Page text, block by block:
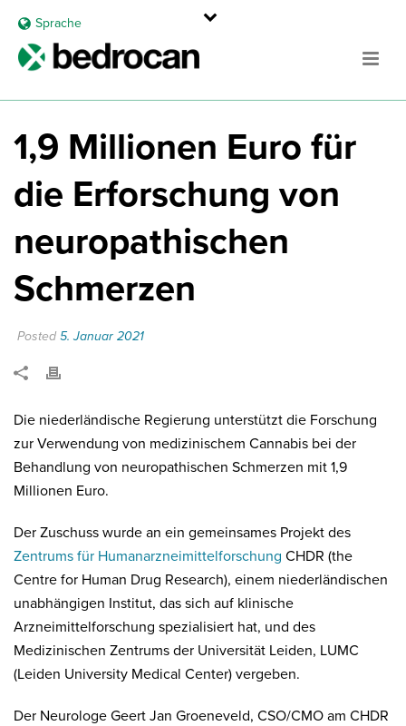
Sprache
1,9 Millionen Euro für
die Erforschung von
neuropathischen
Schmerzen
Posted 5. Januar 2021
Die niederländische Regierung unterstützt die Forschung
zur Verwendung von medizinischem Cannabis bei der
Behandlung von neuropathischen Schmerzen mit 1,9
Millionen Euro.
Der Zuschuss wurde an ein gemeinsames Projekt des
Zentrums für Humanarzneimittelforschung CHDR (the
Centre for Human Drug Research), einem niederländischen
unabhängigen Institut, das sich auf klinische
Arzneimittelforschung spezialisiert hat, und des
Medizinischen Zentrums der Universität Leiden, LUMC
(Leiden University Medical Center) vergeben.
Der Neurologe Geert Jan Groeneveld, CSO/CMO am CHDR